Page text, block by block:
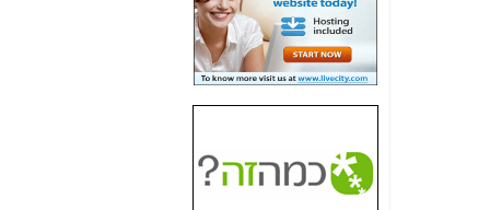
כאן
האם השר איוב קרא
היה צריך בכלל לחתום
האם ביבי וקרא קבלו
בכלל תמורה עבור
ההטבות הרגולטוריות